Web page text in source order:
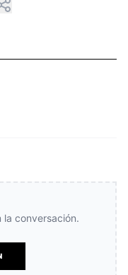
la conversación.